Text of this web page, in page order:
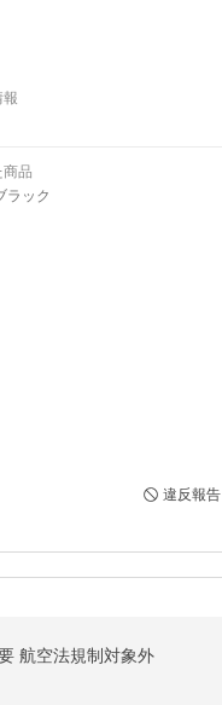
報
品
ラック
違反報告
航空法規制対象外